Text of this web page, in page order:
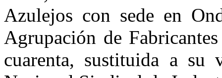
Azulejos con sede en
Agrupación de
cuarenta, sustituida a